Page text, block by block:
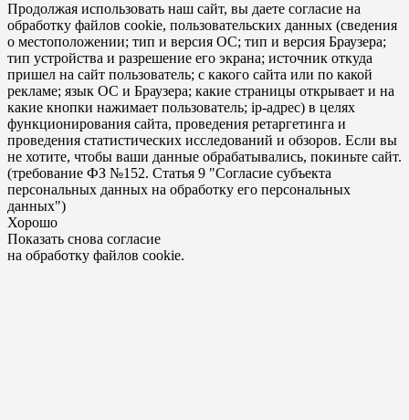
Продолжая использовать наш сайт, вы даете согласие на
обработку файлов cookie, пользовательских данных (сведения
о местоположении; тип и версия ОС; тип и версия Браузера;
тип устройства и разрешение его экрана; источник откуда
пришел на сайт пользователь; с какого сайта или по какой
рекламе; язык ОС и Браузера; какие страницы открывает и на
какие кнопки нажимает пользователь; ip-адрес) в целях
функционирования сайта, проведения ретаргетинга и
проведения статистических исследований и обзоров. Если вы
не хотите, чтобы ваши данные обрабатывались, покиньте сайт.
(требование ФЗ №152. Статья 9 "Согласие субъекта
персональных данных на обработку его персональных
данных")
Хорошо
Показать снова согласие
на обработку файлов cookie.